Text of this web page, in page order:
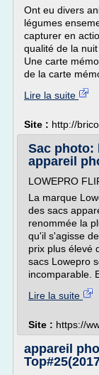
Ont eu divers
légumes
capturer en
qualité de la
Une carte
de la carte
Lire la suite
Site : http://
Sac photo:
appareil
LOWEPRO
La marque
des sacs
renommée la
qu'il s'agisse
prix plus élevé
sacs Lowepro
incomparable.
Lire la suite
Site : https://
appareil